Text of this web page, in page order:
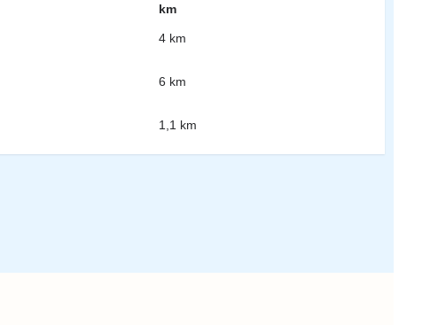
km
4 km
6 km
1,1 km